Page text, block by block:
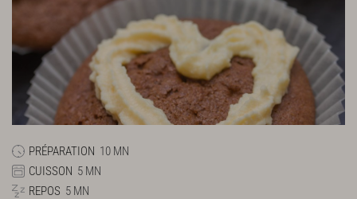
PRÉPARATION 10 MN
CUISSON 5 MN
REPOS 5 MN